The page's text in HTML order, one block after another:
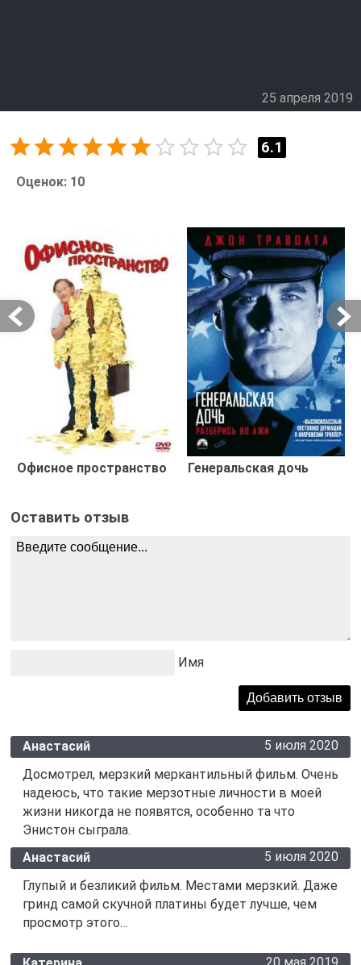
25 апреля 2019
6.1
Оценок: 10
Офисное пространство Генеральская дочь
Оставить отзыв
Имя
Анастасий
5 июля 2020
Досмотрел, мерзкий меркантильный фильм. Очень
надеюсь, что такие мерзотные личности в моей
жизни никогда не появятся, особенно та что
Энистон сыграла.
Анастасий
5 июля 2020
Глупый и безликий фильм. Местами мерзкий. Даже
гринд самой скучной платины будет лучше, чем
просмотр этого…